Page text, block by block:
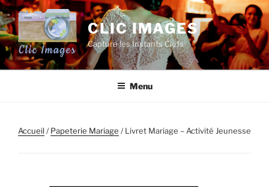
Aller
au
contenu
principal
CLIC IMAGES
Capture les Instants Clefs
Menu
Accueil/Papeterie Mariage / Livret Mariage – Activité Jeunesse